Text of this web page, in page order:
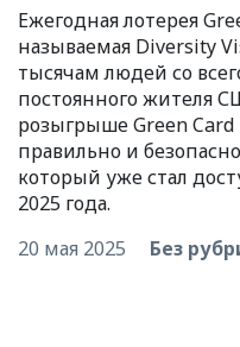
Ежегодная лотерея
называемая Diversity
тысячам людей со
постоянного жителя
розыгрыше Green Card
правильно и
который уже стал
2025 года.
20 мая 2025
Без